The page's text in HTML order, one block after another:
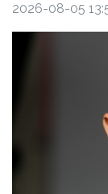
2026-08-05